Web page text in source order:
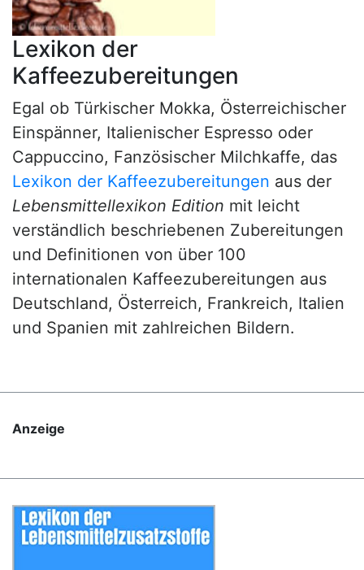
Lexikon der
Kaffeezubereitungen
Egal ob Türkischer Mokka, Österreichischer
Einspänner, Italienischer Espresso oder
Cappuccino, Fanzösischer Milchkaffe, das
Lexikon der Kaffeezubereitungen aus der
Lebensmittellexikon Edition mit leicht
verständlich beschriebenen Zubereitungen
und Definitionen von über 100
internationalen Kaffeezubereitungen aus
Deutschland, Österreich, Frankreich, Italien
und Spanien mit zahlreichen Bildern.
Anzeige